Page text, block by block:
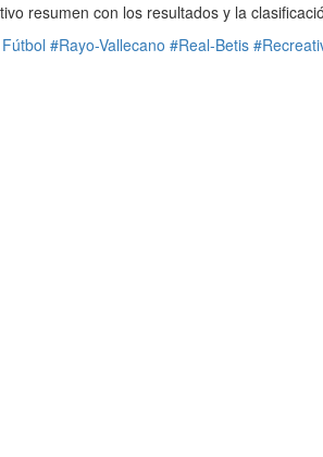
resumen con los resultados y la
#Rayo-Vallecano #Real-Betis